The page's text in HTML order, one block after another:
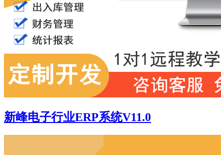
新峰电子行业ERP系统V11.0